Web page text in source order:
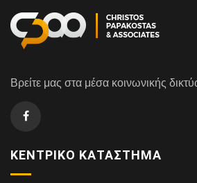
Βρείτε μας στα μέσα κοινωνικής
ΚΕΝΤΡΙΚΌ ΚΑΤΆΣΤΗΜΑ